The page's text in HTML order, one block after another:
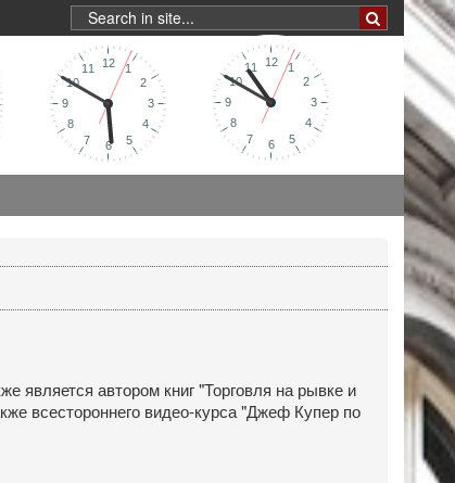
является автором книг "Торговля на рывке и
всестороннего видео-курса "Джеф Купер по